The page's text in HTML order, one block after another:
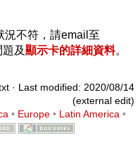
況不符，請email至
及顯示卡的詳細資料。
· Last modified: 2020/08/14
(external edit)
• Europe• Latin America •